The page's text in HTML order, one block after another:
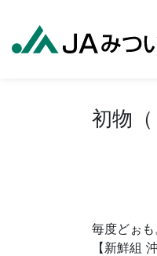
初物
毎度どぉも
【新鮮組